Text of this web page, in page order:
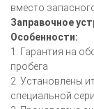
вместо
Заправочное
Особенности:
1. Гарантия на
пробега
2. Установлены
специальной